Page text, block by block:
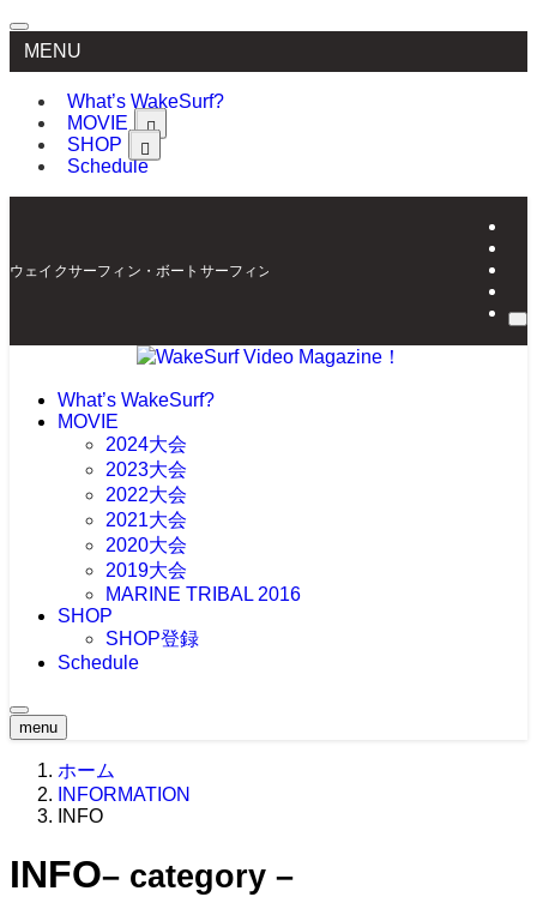
MENU
What’s WakeSurf?
MOVIE
SHOP
Schedule
ウェイクサーフィン・ボートサーフィンの最新情報を配信 | WakeSurf Video
What’s WakeSurf?
MOVIE
2024大会
2023大会
2022大会
2021大会
2020大会
2019大会
MARINE TRIBAL 2016
SHOP
SHOP登録
Schedule
menu
ホーム
INFORMATION
INFO
INFO– category –